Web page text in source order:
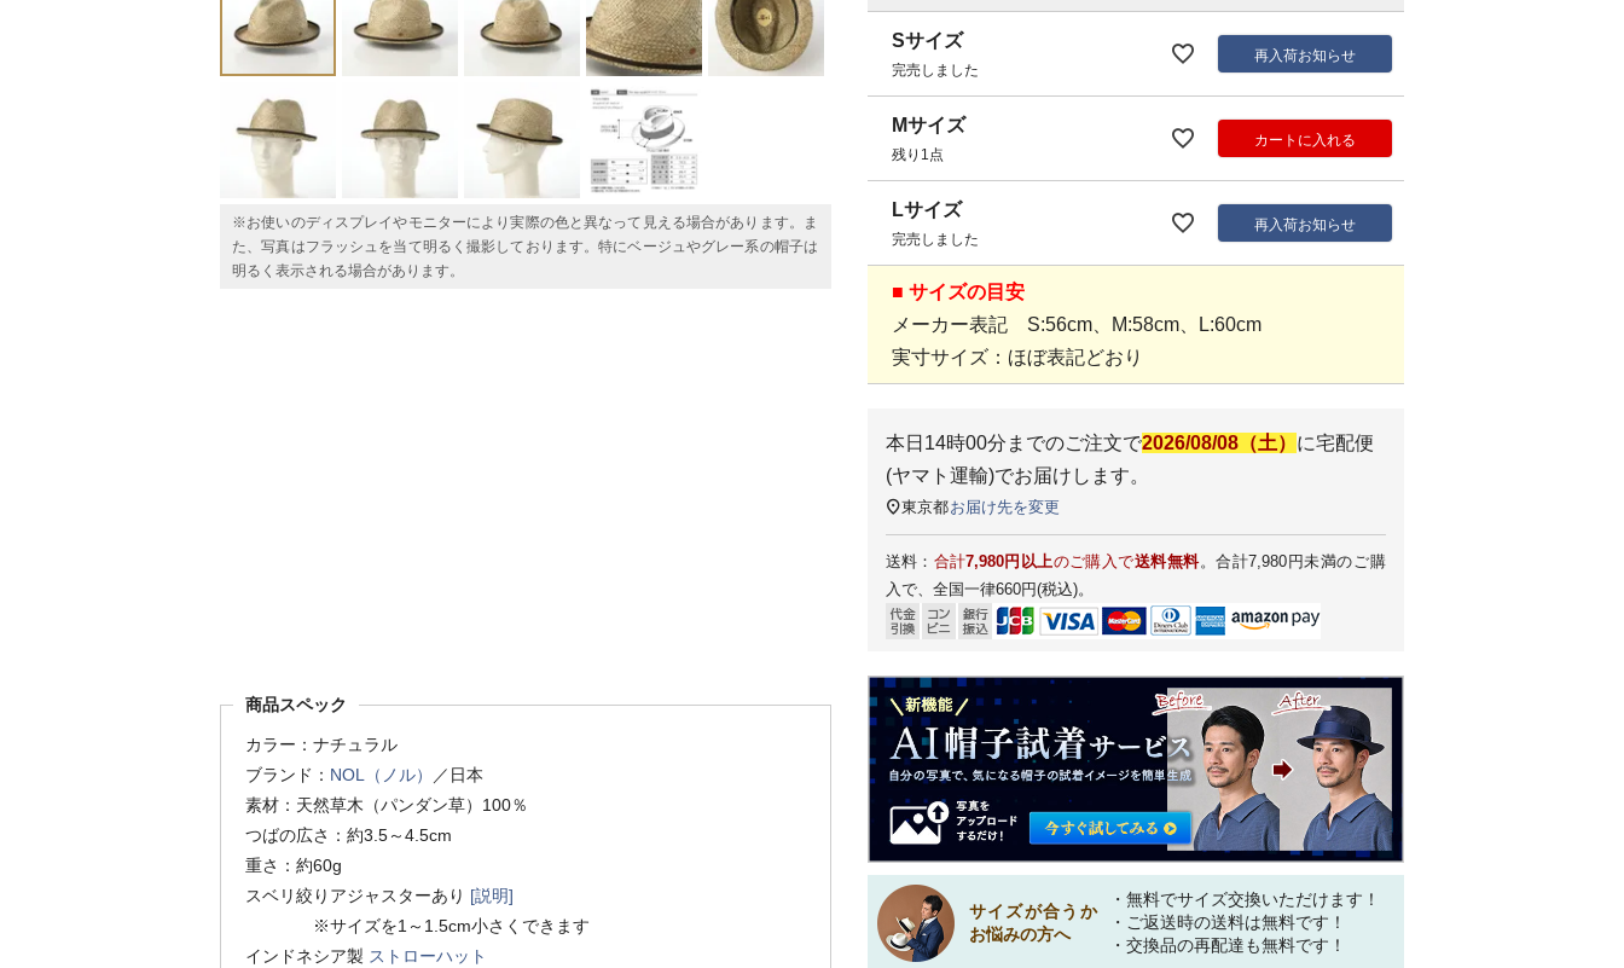
※お使いのディスプレイやモニターにより実際の色と異なって見える場合があります。ま
た、写真はフラッシュを当て明るく撮影しております。特にベージュやグレー系の帽子は
明るく表示される場合があります。
商品スペック
カラー：ナチュラル
ブランド： NOL（ノル）
／日本
素材：天然草木（パンダン草）100％
つばの広さ：約3.5～4.5cm
重さ：約60g
スベリ絞りアジャスターあり [説明]
※サイズを1～1.5cm小さくできます
インドネシア製 ストローハット
Sサイズ
完売しました
再入荷お知らせ
Mサイズ
残り1点
カートに入れる
Lサイズ
完売しました
再入荷お知らせ
■ サイズの目安
メーカー表記 S:56cm、M:58cm、L:60cm
実寸サイズ：ほぼ表記どおり
本日 14時00分 までのご注文で2026/08/08（土） に宅配便
(ヤマト運輸)でお届けします。
東京都お届け先を変更
送料： 合計7,980円以上のご購入で送料無料。合計7,980円未満のご購
入で、全国一律660円(税込)。
サイズが合うか
お悩みの方へ
・無料でサイズ交換いただけます！
・ご返送時の送料は無料です！
・交換品の再配達も無料です！